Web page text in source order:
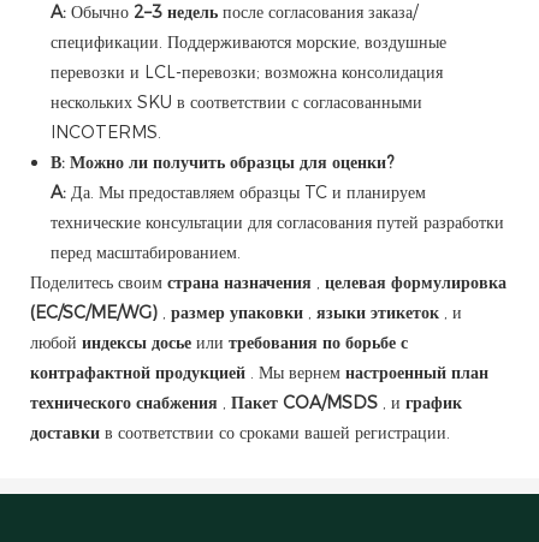
A: Обычно 2–3 недель после согласования заказа/
спецификации. Поддерживаются морские, воздушные
перевозки и LCL-перевозки; возможна консолидация
нескольких SKU в соответствии с согласованными
INCOTERMS.
В: Можно ли получить образцы для оценки?
A: Да. Мы предоставляем образцы TC и планируем
технические консультации для согласования путей разработки
перед масштабированием.
Поделитесь своим страна назначения , целевая формулировка
(EC/SC/ME/WG) , размер упаковки , языки этикеток , и
любой индексы досье или требования по борьбе с
контрафактной продукцией . Мы вернем настроенный план
технического снабжения , Пакет COA/MSDS , и график
доставки в соответствии со сроками вашей регистрации.